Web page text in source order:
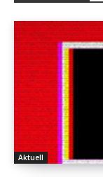
Aktuell